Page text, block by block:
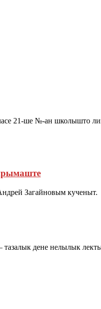
21-ше №-ан школышто
Загайновым кученыт.
дене нелылык